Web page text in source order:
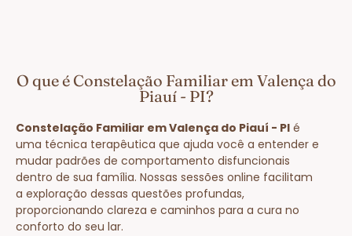
O que é Constelação Familiar em Valença do
Piauí - PI?
Constelação Familiar em Valença do Piauí - PI é
uma técnica terapêutica que ajuda você a entender e
mudar padrões de comportamento disfuncionais
dentro de sua família. Nossas sessões online facilitam
a exploração dessas questões profundas,
proporcionando clareza e caminhos para a cura no
conforto do seu lar.